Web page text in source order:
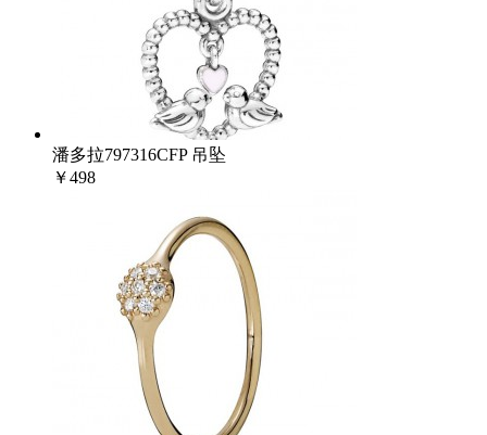
潘多拉797316CFP 吊坠
￥498